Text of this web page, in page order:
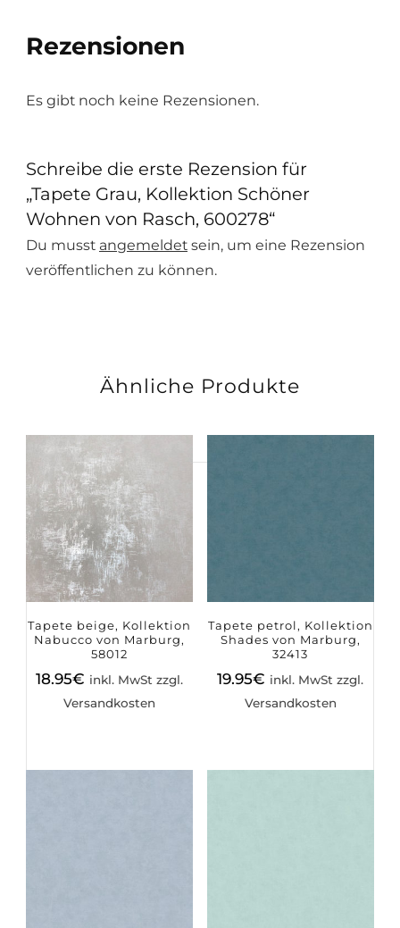
Rezensionen
Es gibt noch keine Rezensionen.
Schreibe die erste Rezension für
„Tapete Grau, Kollektion Schöner
Wohnen von Rasch, 600278“
Du musst angemeldet sein, um eine Rezension
veröffentlichen zu können.
Ähnliche Produkte
Tapete beige, Kollektion
Nabucco von Marburg,
58012
18.95€ inkl. MwSt zzgl.
Versandkosten
Tapete petrol, Kollektion
Shades von Marburg,
32413
19.95€ inkl. MwSt zzgl.
Versandkosten